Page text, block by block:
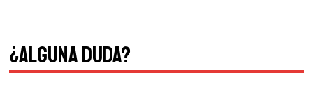
¿Alguna duda?